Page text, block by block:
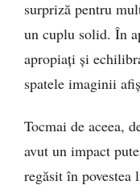
surpriză pentru
un cuplu solid. În
apropiați și
spatele imaginii
Tocmai de aceea,
avut un impact
regăsit în